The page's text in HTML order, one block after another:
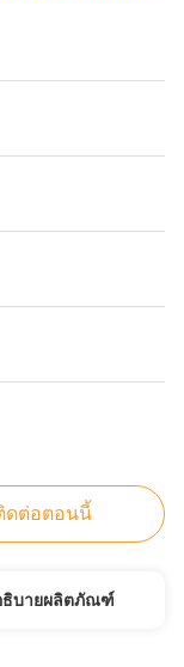
ดต่อตอนนี้
ธิบายผลิตภัณฑ์